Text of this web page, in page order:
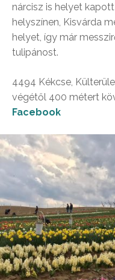
nárcisz is helyet
helyszínen, Kisvárda
helyet, így már
tulipánost.
4494 Kékcse,
végétől 400 métert
Facebook